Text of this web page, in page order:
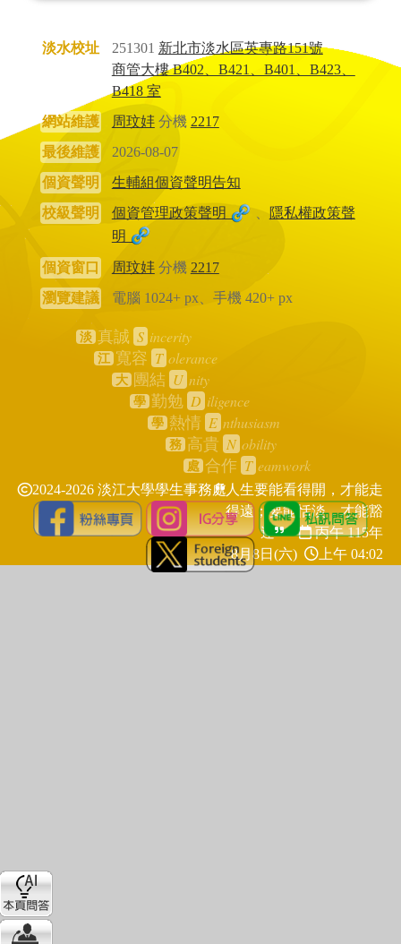
淡水校址 251301 新北市淡水區英專路151號
商管大樓 B402、B421、B401、B423、
B418 室
網站維護
周玟妦分機 2217
最後維護
2026-08-07
個資聲明
生輔組個資聲明告知
校級聲明
個資管理政策聲明 、
隱私權政策聲
明
個資窗口 周玟妦分機 2217
瀏覽建議
電腦 1024+ px、手機 420+ px
淡 真誠 S incerity
江 寬容 T olerance
大 團結 U nity
學 勤勉 D iligence
學 熱情 E nthusiasm
務 高貴 N obility
處 合作 T eamwork
2024-2026 淡江大學學生事務處人生要能看得開，才能走
得遠；要能恬淡，才能豁
達
丙午 115年
8月8日(六)
上午 04:02